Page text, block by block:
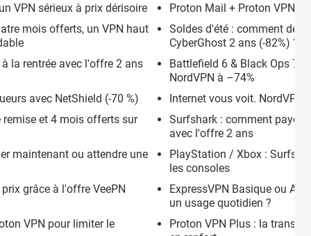
VPN sérieux à prix dérisoire
Proton Mail + Proton VPN :
mois offerts, un VPN haut
Soldes d'été : comment
CyberGhost 2 ans (-82%) ?
la rentrée avec l'offre 2 ans
Battlefield 6 & Black Ops 7 :
NordVPN à –74%
avec NetShield (-70 %)
Internet vous voit. NordVPN
remise et 4 mois offerts sur
Surfshark : comment payer
avec l'offre 2 ans
maintenant ou attendre une
PlayStation / Xbox :
les consoles
grâce à l'offre VeePN
ExpressVPN Basique ou
un usage quotidien ?
VPN pour limiter le
Proton VPN Plus : la